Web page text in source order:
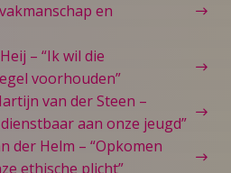
en
– “Ik wil die
voorhouden”
van der Steen –
aan onze jeugd”
der Helm – “Opkomen
ethische plicht”